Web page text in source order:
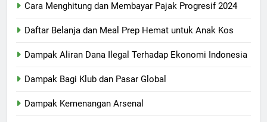
Cara Menghitung dan Membayar Pajak Progresif 2024
Daftar Belanja dan Meal Prep Hemat untuk Anak Kos
Dampak Aliran Dana Ilegal Terhadap Ekonomi Indonesia
Dampak Bagi Klub dan Pasar Global
Dampak Kemenangan Arsenal